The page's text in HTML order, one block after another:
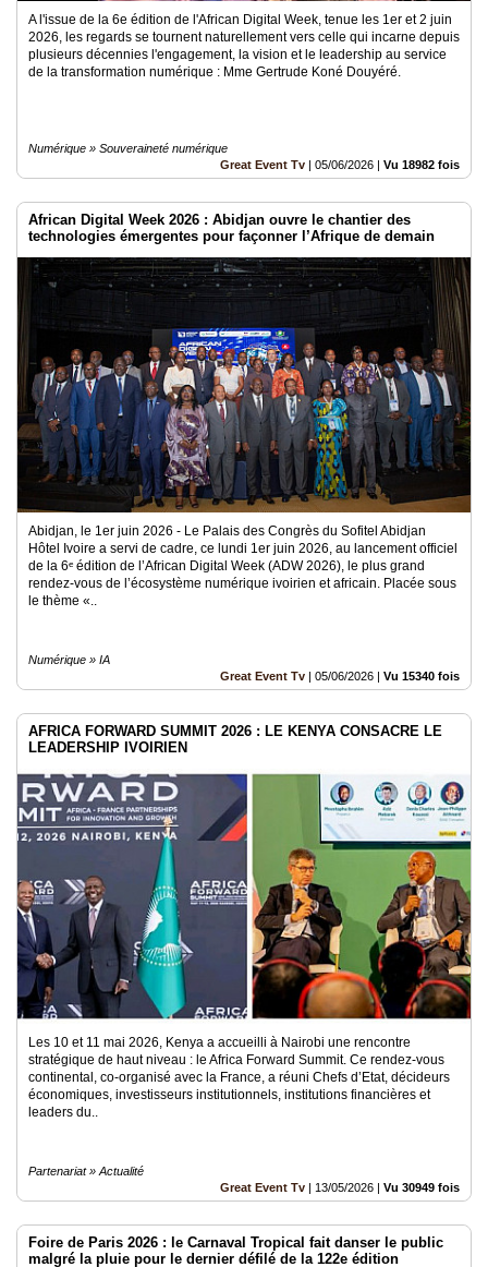
A l'issue de la 6e édition de l'African Digital Week, tenue les 1er et 2 juin
2026, les regards se tournent naturellement vers celle qui incarne depuis
plusieurs décennies l'engagement, la vision et le leadership au service
de la transformation numérique : Mme Gertrude Koné Douyéré.
Numérique » Souveraineté numérique
Great Event Tv | 05/06/2026 | Vu 18982 fois
African Digital Week 2026 : Abidjan ouvre le chantier des
technologies émergentes pour façonner l’Afrique de demain
Abidjan, le 1er juin 2026 - Le Palais des Congrès du Sofitel Abidjan
Hôtel Ivoire a servi de cadre, ce lundi 1er juin 2026, au lancement officiel
de la 6ᵉ édition de l’African Digital Week (ADW 2026), le plus grand
rendez-vous de l’écosystème numérique ivoirien et africain. Placée sous
le thème «..
Numérique » IA
Great Event Tv | 05/06/2026 | Vu 15340 fois
AFRICA FORWARD SUMMIT 2026 : LE KENYA CONSACRE LE
LEADERSHIP IVOIRIEN
Les 10 et 11 mai 2026, Kenya a accueilli à Nairobi une rencontre
stratégique de haut niveau : le Africa Forward Summit. Ce rendez-vous
continental, co-organisé avec la France, a réuni Chefs d’Etat, décideurs
économiques, investisseurs institutionnels, institutions financières et
leaders du..
Partenariat » Actualité
Great Event Tv | 13/05/2026 | Vu 30949 fois
Foire de Paris 2026 : le Carnaval Tropical fait danser le public
malgré la pluie pour le dernier défilé de la 122e édition